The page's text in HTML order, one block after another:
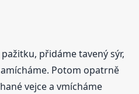
přidáme tavený sýr,
Potom opatrně
vejce a vmícháme